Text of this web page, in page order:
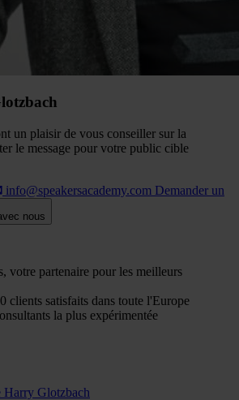
un plaisir de vous conseiller sur la
le message pour votre public cible
info@speakersacademy.com Demander un
nous
votre partenaire pour les meilleurs
clients satisfaits dans toute l'Europe
la plus expérimentée
Harry Glotzbach